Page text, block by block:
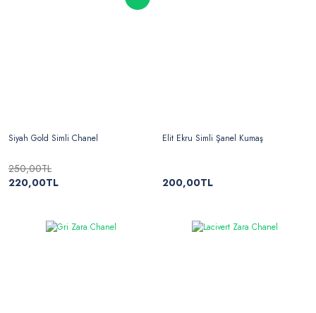
Siyah Gold Simli Chanel
250,00TL
220,00TL
Elit Ekru Simli Şanel Kumaş
200,00TL